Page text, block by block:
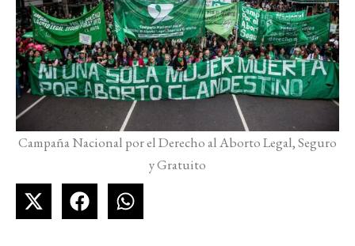
Campaña Nacional por el Derecho al Aborto Legal, Seguro
y Gratuito